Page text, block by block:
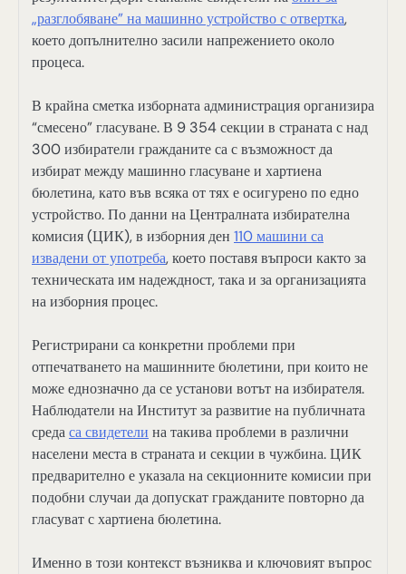
„разглобяване” на машинно устройство с отвертка,
което допълнително засили напрежението около
процеса.
В крайна сметка изборната администрация организира
“смесено” гласуване. В 9 354 секции в страната с над
300 избиратели гражданите са с възможност да
избират между машинно гласуване и хартиена
бюлетина, като във всяка от тях е осигурено по едно
устройство. По данни на Централната избирателна
комисия (ЦИК), в изборния ден 110 машини са
извадени от употреба, което поставя въпроси както за
техническата им надеждност, така и за организацията
на изборния процес.
Регистрирани са конкретни проблеми при
отпечатването на машинните бюлетини, при които не
може еднозначно да се установи вотът на избирателя.
Наблюдатели на Институт за развитие на публичната
средаса свидетели на такива проблеми в различни
населени места в страната и секции в чужбина. ЦИК
предварително е указала на секционните комисии при
подобни случаи да допускат гражданите повторно да
гласуват с хартиена бюлетина.
Именно в този контекст възниква и ключовият въпрос